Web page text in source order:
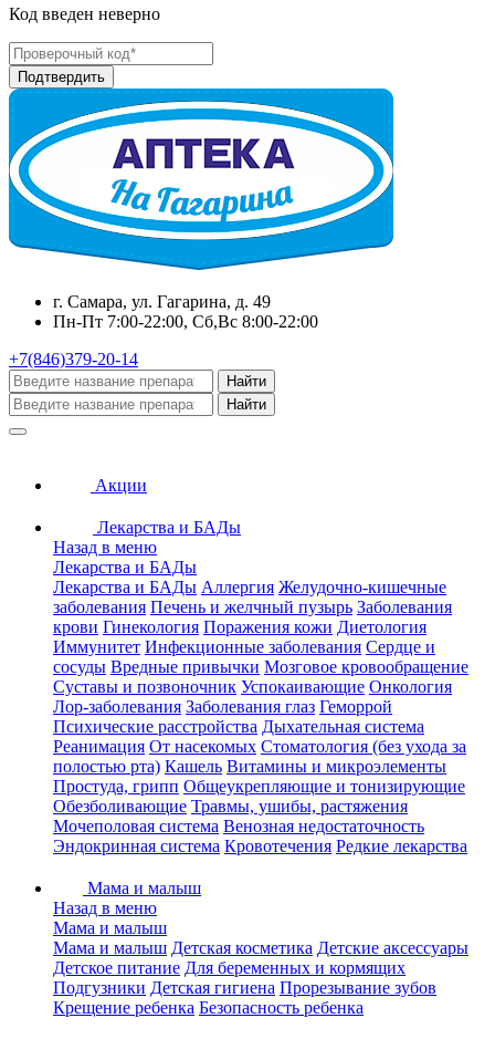
Код введен неверно
г. Самара, ул. Гагарина, д. 49
Пн-Пт 7:00-22:00, Сб,Вс 8:00-22:00
+7(846)379-20-14
Найти
Найти
Акции
Лекарства и БАДы
Назад в меню
Лекарства и БАДы
Лекарства и БАДы Аллергия Желудочно-кишечные
заболевания Печень и желчный пузырь Заболевания
крови Гинекология Поражения кожи Диетология
Иммунитет Инфекционные заболевания Сердце и
сосуды Вредные привычки Мозговое кровообращение
Суставы и позвоночник Успокаивающие Онкология
Лор-заболевания Заболевания глаз Геморрой
Психические расстройства Дыхательная система
Реанимация От насекомых Стоматология (без ухода за
полостью рта) Кашель Витамины и микроэлементы
Простуда, грипп Общеукрепляющие и тонизирующие
Обезболивающие Травмы, ушибы, растяжения
Мочеполовая система Венозная недостаточность
Эндокринная система Кровотечения Редкие лекарства
Мама и малыш
Назад в меню
Мама и малыш
Мама и малыш Детская косметика Детские аксессуары
Детское питание Для беременных и кормящих
Подгузники Детская гигиена Прорезывание зубов
Крещение ребенка Безопасность ребенка